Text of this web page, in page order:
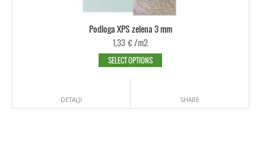
Podloga XPS zelena 3 mm
1,33 €/m2
SELECT OPTIONS
DETALJI SHARE